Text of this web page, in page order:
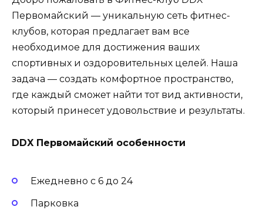
Первомайский — уникальную сеть фитнес-
клубов, которая предлагает вам все
необходимое для достижения ваших
спортивных и оздоровительных целей. Наша
задача — создать комфортное пространство,
где каждый сможет найти тот вид активности,
который принесет удовольствие и результаты.
DDX Первомайский особенности
Ежедневно с 6 до 24
Парковка